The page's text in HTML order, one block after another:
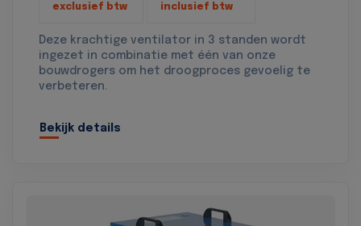
exclusief btw inclusief btw
Deze krachtige ventilator in 3 standen wordt
ingezet in combinatie met één van onze
bouwdrogers om het droogproces gevoelig te
verbeteren.
Bekijk details